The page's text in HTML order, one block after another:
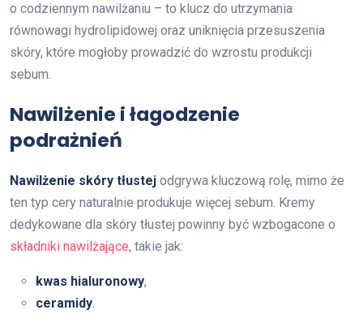
o codziennym nawilżaniu – to klucz do utrzymania
równowagi hydrolipidowej oraz uniknięcia przesuszenia
skóry, które mogłoby prowadzić do wzrostu produkcji
sebum.
Nawilżenie i łagodzenie
podrażnień
Nawilżenie skóry tłustej odgrywa kluczową rolę, mimo że
ten typ cery naturalnie produkuje więcej sebum. Kremy
dedykowane dla skóry tłustej powinny być wzbogacone o
składniki nawilżające, takie jak:
kwas hialuronowy,
ceramidy.